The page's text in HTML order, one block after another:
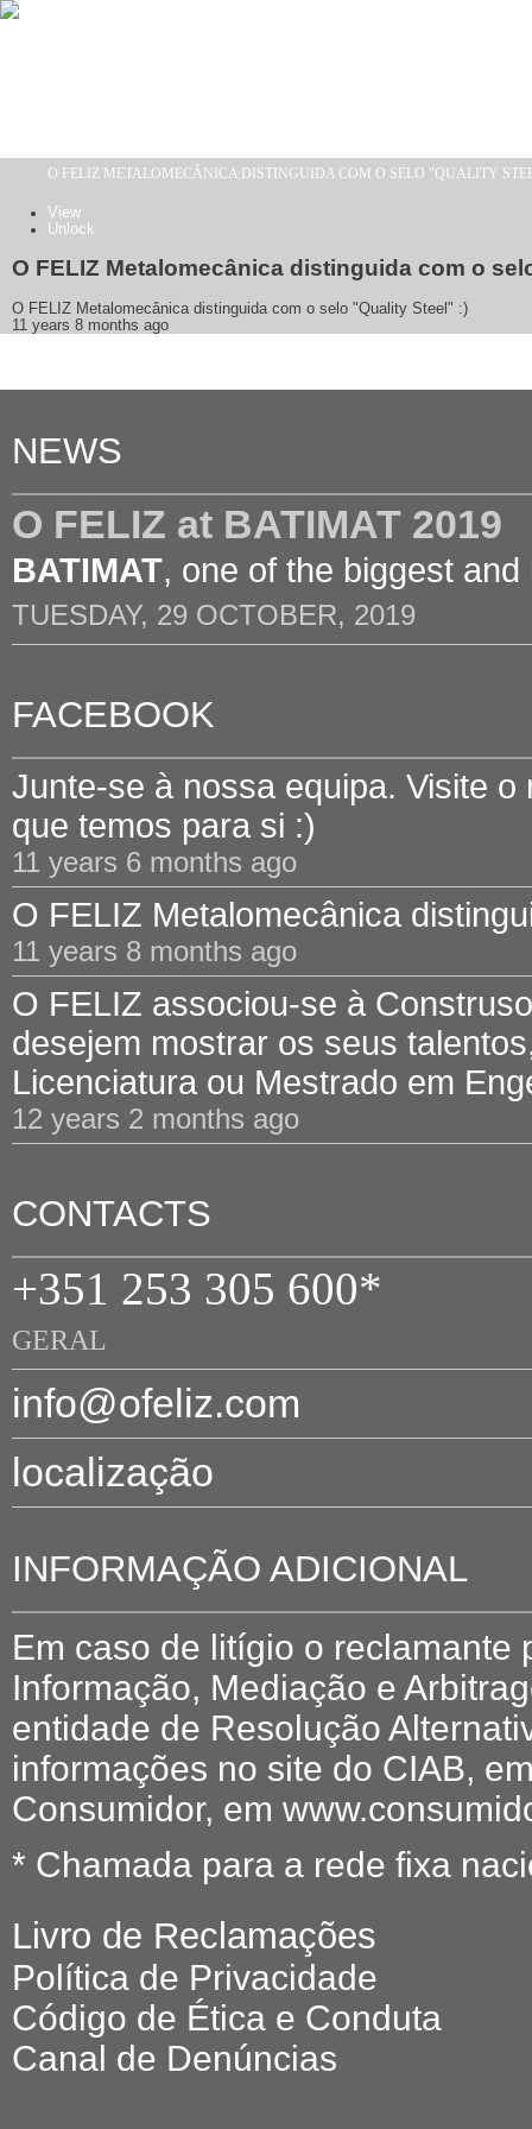
Skip to main content
O FELIZ METALOMECÂNICA DISTINGUIDA COM O SELO "QUALITY
Primary tabs
View
Unlock
O FELIZ Metalomecânica distinguida com o
O FELIZ Metalomecânica distinguida com o selo "Quality Steel" :)
11 years 8 months ago
NEWS
O FELIZ at BATIMAT 2019
BATIMAT, one of the biggest and
TUESDAY, 29 OCTOBER, 2019
FACEBOOK
Junte-se à nossa equipa. Visite
que temos para si :)
11 years 6 months ago
O FELIZ Metalomecânica
11 years 8 months ago
O FELIZ associou-se à
desejem mostrar os seus
Licenciatura ou Mestrado em
12 years 2 months ago
CONTACTS
+351 253 305 600*
GERAL
info@ofeliz.com
localização
INFORMAÇÃO ADICIONAL
Em caso de litígio o reclamante
Informação, Mediação e
entidade de Resolução
informações no site do CIAB,
Consumidor, em
* Chamada para a rede fixa
Livro de Reclamações
Política de Privacidade
Código de Ética e Conduta
Canal de Denúncias